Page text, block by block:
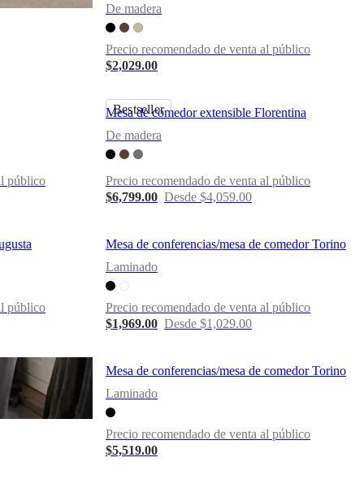
De madera
Precio recomendado de venta al público
$2,029.00
público
Bestseller
Mesa de comedor extensible Florentina
De madera
Precio recomendado de venta al público
$6,799.00 Desde $4,059.00
público
Mesa de conferencias/mesa de comedor Torino
Laminado
Precio recomendado de venta al público
$1,969.00 Desde $1,029.00
Mesa de conferencias/mesa de comedor Torino
Laminado
Precio recomendado de venta al público
$5,519.00